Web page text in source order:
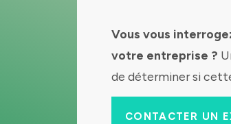
Vous vous
votre entreprise ?
de déterminer si
CONTACTER UN